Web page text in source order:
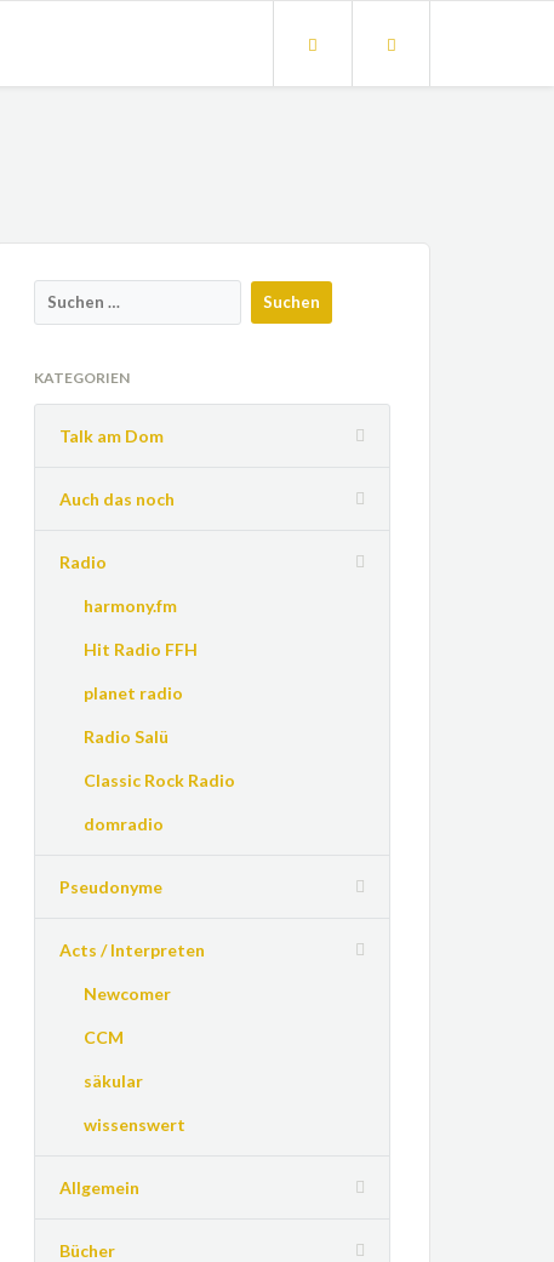
KATEGORIEN
Talk am Dom
Auch das noch
Radio
harmony.fm
Hit Radio FFH
planet radio
Radio Salü
Classic Rock Radio
domradio
Pseudonyme
Acts / Interpreten
Newcomer
CCM
säkular
wissenswert
Allgemein
Bücher